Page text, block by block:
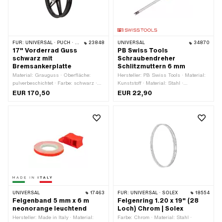
FÜR: UNIVERSAL · PUCH · SACHS 23848
17" Vorderrad Guss
schwarz mit
Bremsankerplatte
Material: Grauguss · Oberfläche:
pulverbeschichtet · Farbe: schwarz ·
Radgrösse: 17 " · Nenndurchmesser:
(Standardgewinde) · Ø Bremstrommel:
EUR 170,50
UNIVERSAL 34870
PB Swiss Tools
Schraubendreher
Schlitzmuttern 6 mm
Hersteller: PB Swiss Tools · Material:
Kunststoff · Material: Stahl ·
Gesamtlänge: 185 mm · Durchmesser:
EUR 22,90
UNIVERSAL 17463
Felgenband 5 mm x 6 m
neonorange leuchtend
Hersteller: Made in Italy · Material:
FÜR: UNIVERSAL · SOLEX 18554
Felgenring 1.20 x 19" (28
Loch) Chrom | Solex
Farbe: Chrom · Material: Stahl ·